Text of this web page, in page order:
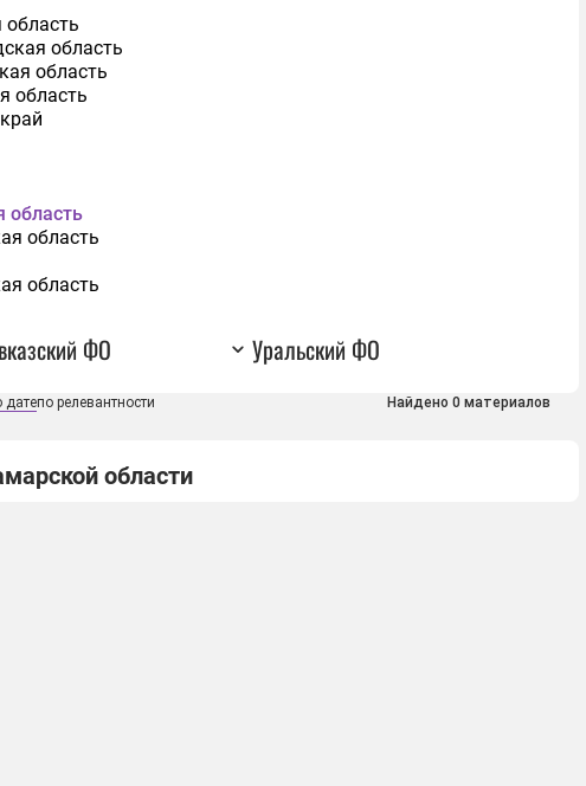
область
область
область
область
область
область
область
ФО Уральский ФО
датепо релевантности Найдено 0 материалов
области